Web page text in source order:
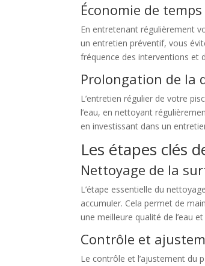
Économie de
En entretenant régulièrement
un entretien préventif, vous
fréquence des interventions et
Prolongation de la
L’entretien régulier de votre
l’eau, en nettoyant
en investissant dans un
Les étapes clés
Nettoyage de la
L’étape essentielle du
accumuler. Cela permet de
une meilleure qualité de l’eau
Contrôle et
Le contrôle et l’ajustement du